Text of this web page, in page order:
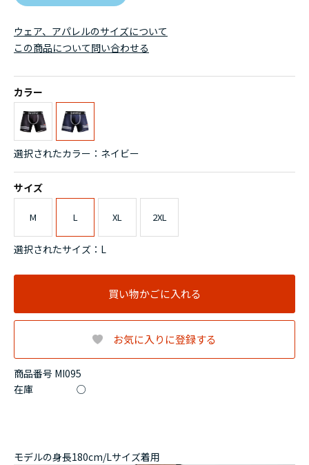
商品番号 MI095
在庫 ○
ウェア、アパレルのサイズについて
カラー
選択されたカラー：ネイビー
サイズ
M L XL 2XL
選択されたサイズ：L
買い物かごに入れる
お気に入りに登録する
この商品について問い合わせる
モデルの身長180cm/Lサイズ着用